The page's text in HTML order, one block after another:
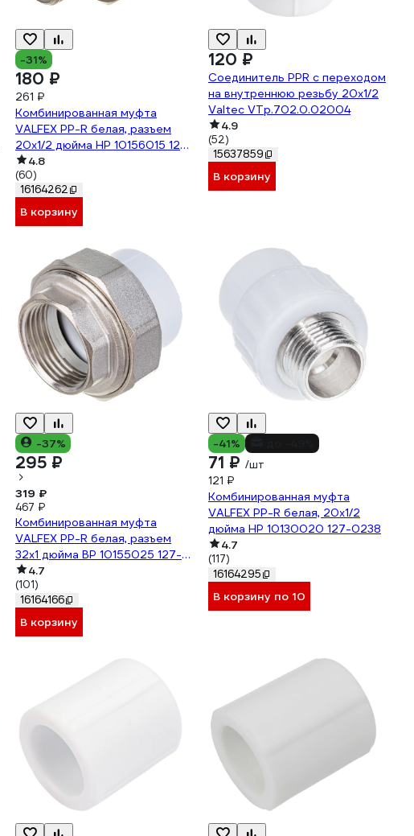
-31%
180 ₽
261 ₽
Комбинированная муфта
VALFEX PP-R белая, разъем
20х1/2 дюйма НР 10156015 127-
0220
4.8
(60)
16164262
В корзину
120 ₽
Соединитель PPR с переходом
на внутреннюю резьбу 20х1/2
Valtec VTp.702.0.02004
4.9
(52)
15637859
В корзину
-37%
295 ₽
319 ₽
467 ₽
Комбинированная муфта
VALFEX PP-R белая, разъем
32х1 дюйма ВР 10155025 127-
0215
4.7
(101)
16164166
В корзину
-41%
71 ₽ /шт
121 ₽
Комбинированная муфта
VALFEX PP-R белая, 20х1/2
дюйма НР 10130020 127-0238
4.7
(117)
16164295
В корзину по 10